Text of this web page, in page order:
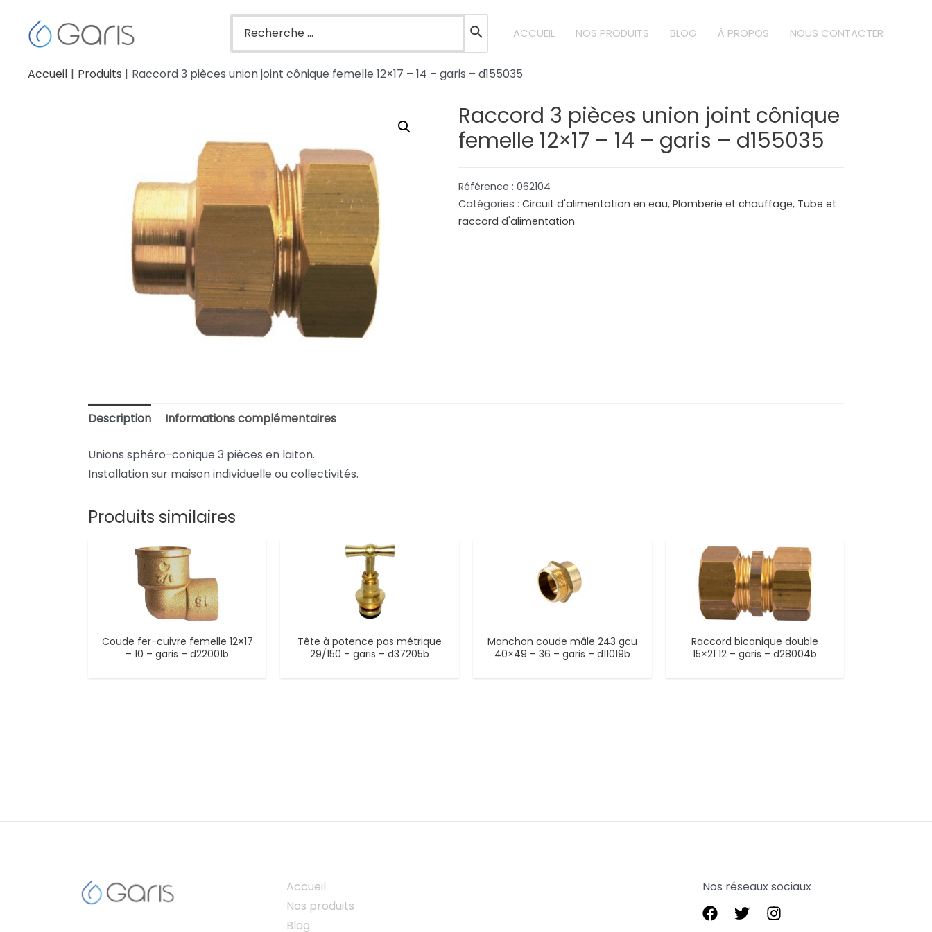
ACCUEIL NOS PRODUITS BLOG À PROPOS NOUS CONTACTER
Accueil Produits Raccord 3 pièces union joint cônique femelle 12×17 – 14 – garis – d155035
Raccord 3 pièces union joint cônique
femelle 12×17 – 14 – garis – d155035
Référence :062104
Catégories :Circuit d'alimentation en eau,Plomberie et chauffage, Tube et
raccord d'alimentation
Description Informations complémentaires
Unions sphéro-conique 3 pièces en laiton.
Installation sur maison individuelle ou collectivités.
Produits similaires
Coude fer-cuivre femelle 12×17
– 10 – garis – d22001b
Tête à potence pas métrique
29/150 – garis – d37205b
Manchon coude mâle 243 gcu
40×49 – 36 – garis – d11019b
Raccord biconique double
15×21 12 – garis – d28004b
Accueil
Nos produits
Blog
Nos réseaux sociaux